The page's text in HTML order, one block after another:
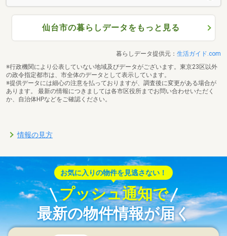
仙台市の暮らしデータをもっと見る
暮らしデータ提供元： 生活ガイド.com
※行政機関により公表していない地域及びデータがございます。東京23区以外
の政令指定都市は、市全体のデータとして表示しています。
※提供データには細心の注意を払っておりますが、調査後に変更がある場合が
あります。 最新の情報につきましては各市区役所までお問い合わせいただく
か、自治体HPなどをご確認ください。
情報の見方
お気に入りの物件を見逃さない！
プッシュ通知で
最新の物件情報が届く